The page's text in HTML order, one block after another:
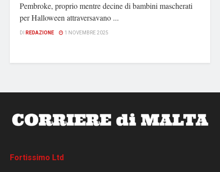
Pembroke, proprio mentre decine di bambini mascherati
per Halloween attraversavano ...
DI REDAZIONE 1 NOVEMBRE 2025
Fortissimo Ltd